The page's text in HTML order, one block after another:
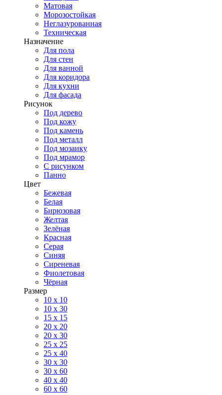
Матовая
Морозостойкая
Неглазурованная
Техническая
Назначение
Для пола
Для стен
Для ванной
Для коридора
Для кухни
Для фасада
Рисунок
Под дерево
Под кожу
Под камень
Под металл
Под мозаику
Под мрамор
С рисунком
Панно
Цвет
Бежевая
Белая
Бирюзовая
Желтая
Зелёная
Красная
Серая
Синяя
Сиреневая
Фиолетовая
Чёрная
Размер
10 х 10
10 x 30
15 x 15
20 х 20
20 x 30
25 x 25
25 x 40
30 x 30
30 х 60
40 х 40
60 х 60